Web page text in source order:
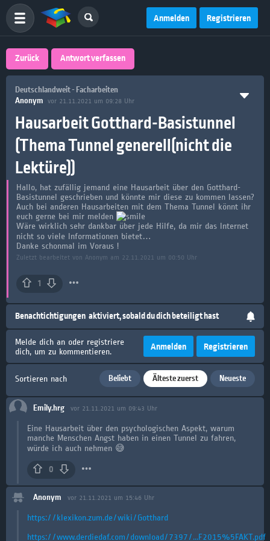
Anmelden Registrieren
Zurück Antwort verfassen
Deutschlandweit - Facharbeiten
Anonym
vor 21.11.2021 um 09:28 Uhr
Hausarbeit Gotthard-Basistunnel
(Thema Tunnel generell(nicht die
Lektüre))
Hallo, hat zufällig jemand eine Hausarbeit über den Gotthard-
Basistunnel geschrieben und könnte mir diese zu kommen lassen?
Auch bei anderen Hausarbeiten mit dem Thema Tunnel könnt ihr
euch gerne bei mir melden
Wäre wirklich sehr dankbar über jede Hilfe, da mir das Internet
nicht so viele Informationen bietet…
Danke schonmal im Voraus !
Zuletzt bearbeitet von Anonym am 22.11.2021 um 00:50 Uhr
1
Benachtichtigungen aktiviert, sobald du dich beteiligt hast
Melde dich an oder registriere
dich, um zu kommentieren.
Anmelden Registrieren
Sortieren nach Beliebt Älteste zuerst Neueste
Emily.hrg vor 21.11.2021 um 09:43 Uhr
Eine Hausarbeit über den psychologischen Aspekt, warum
manche Menschen Angst haben in einen Tunnel zu fahren,
würde ich auch nehmen 😅
0
Anonym vor 21.11.2021 um 15:46 Uhr
https://klexikon.zum.de/wiki/Gotthard
https://www.derdiedaf.com/download/7397/...F2015%5FAKT.pdf